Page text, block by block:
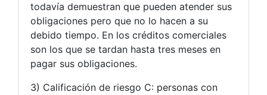
todavía demuestran que pueden atender sus
obligaciones pero que no lo hacen a su
debido tiempo. En los créditos comerciales
son los que se tardan hasta tres meses en
pagar sus obligaciones.
3) Calificación de riesgo C: personas con